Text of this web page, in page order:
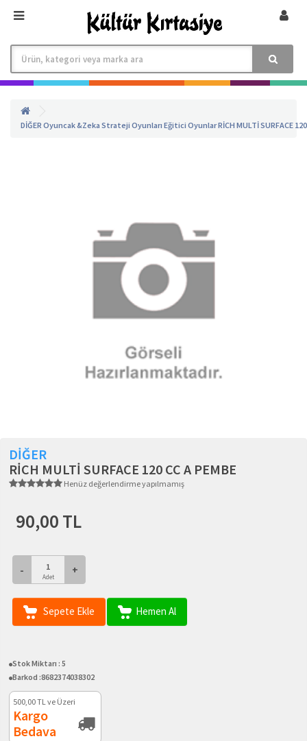
DİĞER Oyuncak &Zeka Strateji Oyunları Eğitici OyunlarRİCH MULTİ SURFACE
DİĞER
RİCH MULTİ SURFACE 120 CC A PEMBE
Henüz değerlendirme yapılmamış
90,00 TL
-
Adet
+
Sepete Ekle Hemen Al
Stok Miktarı : 5
Barkod :8682374038302
500,00TL ve Üzeri
Kargo
Bedava